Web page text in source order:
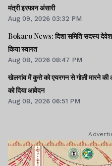
मंत्री इरफान अंसारी
Aug 09, 2026 03:32 PM
Bokaro News: दिशा समिति सदस्य देवेश
किया स्वागत
Aug 08, 2026 08:47 PM
खेलगांव में कुत्ते को एयरगन से गोली मारने
को दिया आवेदन
Aug 08, 2026 06:51 PM